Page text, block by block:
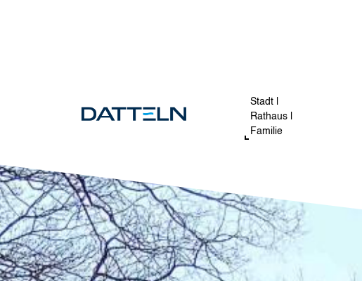
Stadt |
Rathaus |
Familie